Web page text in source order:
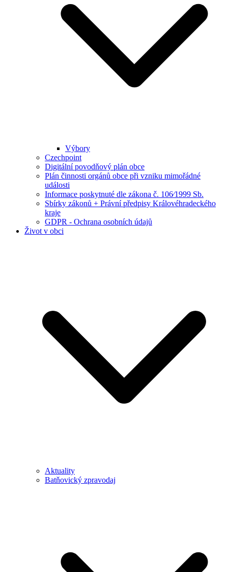
Výbory
Czechpoint
Digitální povodňový plán obce
Plán činnosti orgánů obce při vzniku mimořádné
události
Informace poskytnuté dle zákona č. 106⁄1999 Sb.
Sbírky zákonů + Právní předpisy Královéhradeckého
kraje
GDPR - Ochrana osobních údajů
Život v obci
Aktuality
Batňovický zpravodaj